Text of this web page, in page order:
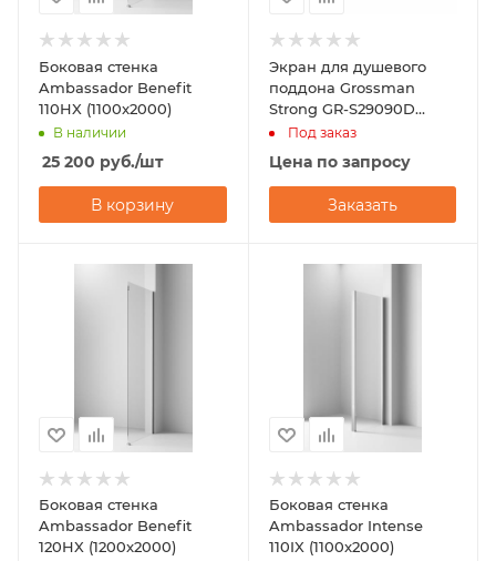
Боковая стенка
Ambassador Benefit
110HX (1100x2000)
В наличии
25 200 руб./шт
В корзину
Экран для душевого
поддона Grossman
Strong GR-S29090D
(90х90)
Под заказ
Цена по запросу
Заказать
Боковая стенка
Ambassador Benefit
120HX (1200x2000)
Боковая стенка
Ambassador Intense
110IX (1100x2000)